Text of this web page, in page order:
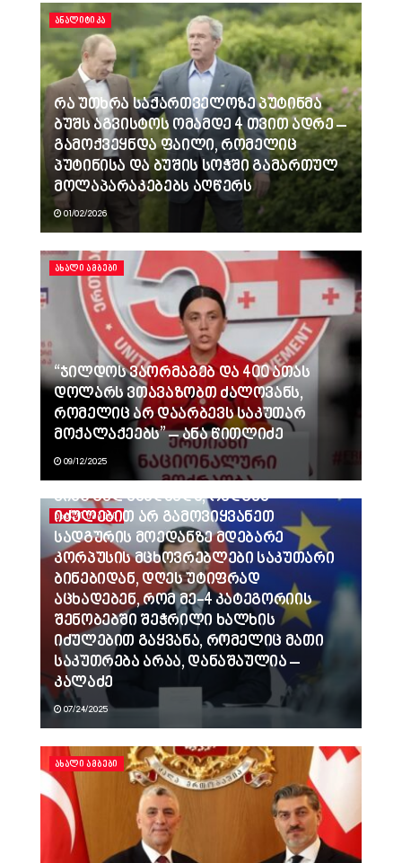
ᲐᲜᲐᲚᲘᲢᲘᲙᲐ
რა უთხრა საქართველოზე პუტინმა
ბუშს აგვისტოს ომამდე 4 თვით ადრე –
გამოქვეყნდა ფაილი, რომელიც
პუტინისა და ბუშის სოჭში გამართულ
მოლაპარაკებებს აღწერს
01/02/2026
ᲐᲮᲐᲚᲘ ᲐᲛᲑᲔᲑᲘ
“ჯილდოს ვაორმაგებ და 400 ათას
დოლარს ვთავაზობთ ძალოვანს,
რომელიც არ დაარბევს საკუთარ
მოქალაქეებს” – ანა წითლიძე
09/12/2025
ᲐᲮᲐᲚᲘ ᲐᲛᲑᲔᲑᲘ
ვინც გვლანძღავდა, რადგან
იძულებით არ გამოვიყვანეთ
სადგურის მოედანზე მდებარე
კორპუსის მცხოვრებლები საკუთარი
ბინებიდან, დღეს უტიფრად
აცხადებენ, რომ მე-4 კატეგორიის
შენობებში შეჭრილი ხალხის
იძულებით გაყვანა, რომელიც მათი
საკუთრება არაა, დანაშაულია –
კალაძე
07/24/2025
ᲐᲮᲐᲚᲘ ᲐᲛᲑᲔᲑᲘ